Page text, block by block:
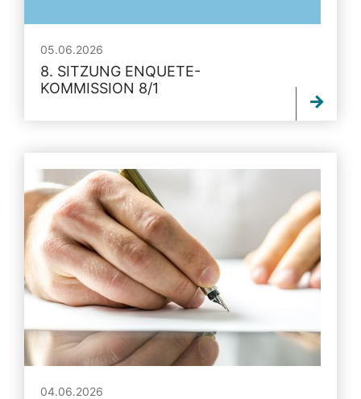
05.06.2026
8. SITZUNG ENQUETE-
KOMMISSION 8/1
04.06.2026